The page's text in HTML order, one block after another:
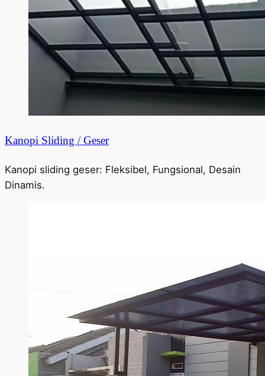
Kanopi Sliding / Geser
Kanopi sliding geser: Fleksibel, Fungsional, Desain
Dinamis.